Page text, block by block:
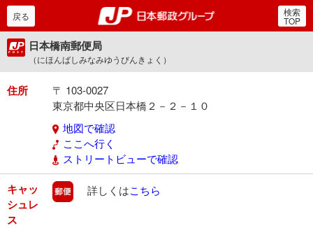
郵便局・日本郵政グルー
戻る 検索
TOP
日本橋南郵便局
（にほんばしみなみゆうびんきょく）
住所
〒 103-0027
東京都中央区日本橋２－２－１０
地図で確認
ここへ行く
ストリートビューで確認
キャッ
シュレ
ス
郵便
詳しくはこちら